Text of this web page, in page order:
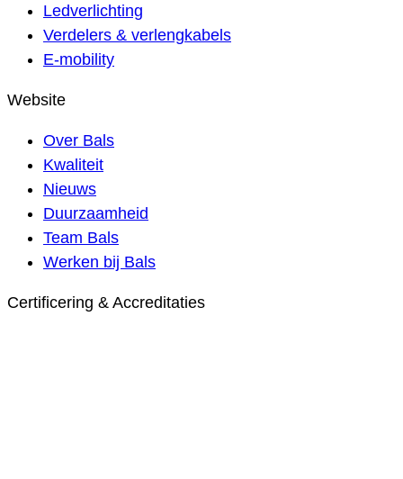
Ledverlichting
Verdelers & verlengkabels
E-mobility
Website
Over Bals
Kwaliteit
Nieuws
Duurzaamheid
Team Bals
Werken bij Bals
Certificering & Accreditaties